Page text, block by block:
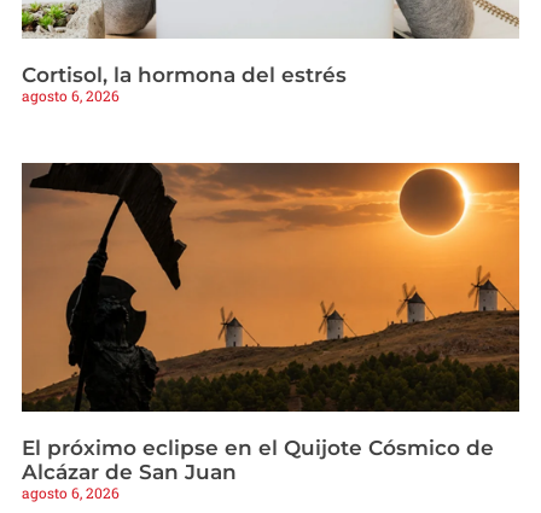
Cortisol, la hormona del estrés
agosto 6, 2026
El próximo eclipse en el Quijote Cósmico de
Alcázar de San Juan
agosto 6, 2026